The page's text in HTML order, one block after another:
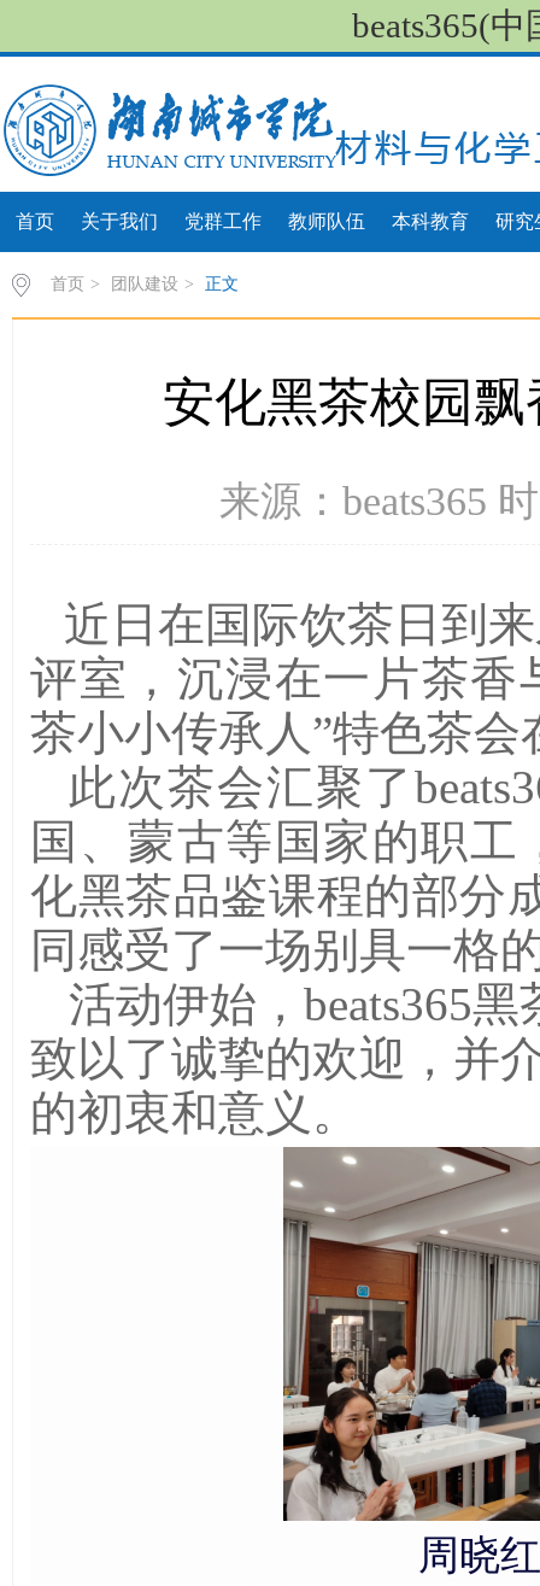
beats365(
首页 关于我们 党群工作 教师队伍 本科教育 研究
首页 > 团队建设 > 正文
安化黑茶校园
来源：beats365
近日在国际饮茶日到来
评室 ， 沉浸在一片茶香
茶小小传承人”特色茶会
此次茶会汇聚了
国、蒙古等国家的职工
化黑茶品鉴课程的部分
同感受了一场别具一格
活动伊始，beats365
致以了诚挚的欢迎，并
的初衷和意义。
周晓